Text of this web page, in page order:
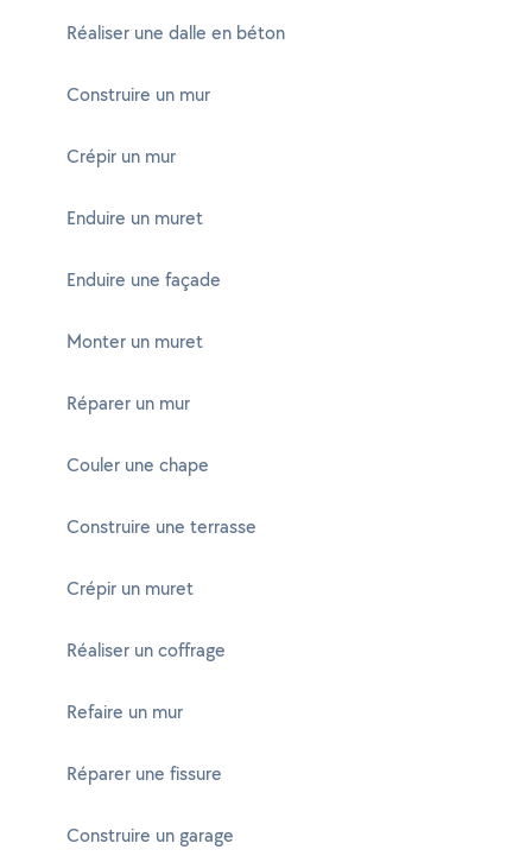
Réaliser une dalle en béton
Construire un mur
Crépir un mur
Enduire un muret
Enduire une façade
Monter un muret
Réparer un mur
Couler une chape
Construire une terrasse
Crépir un muret
Réaliser un coffrage
Refaire un mur
Réparer une fissure
Construire un garage